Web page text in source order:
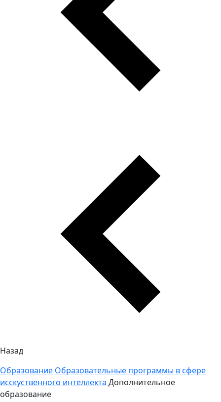
Назад
Образование Образовательные программы в сфере
исскуственного интеллекта Дополнительное
образование